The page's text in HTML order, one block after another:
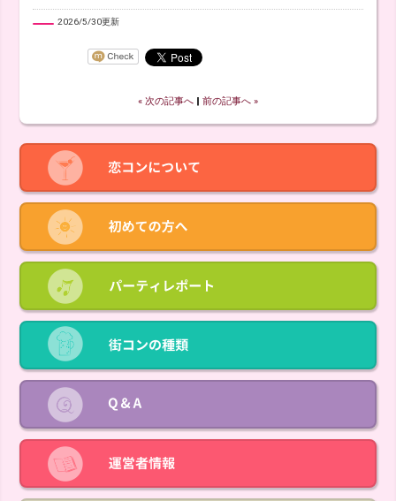
2026/5/30更新
« 次の記事へ 前の記事へ »